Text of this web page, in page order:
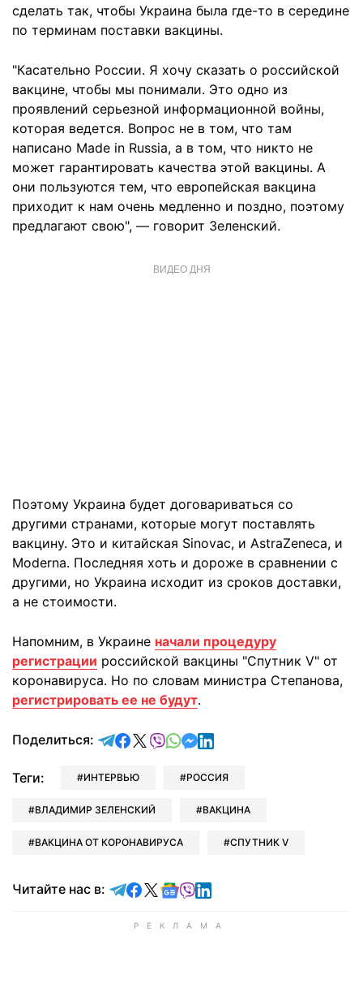
сделать так, чтобы Украина была где-то в середине
по терминам поставки вакцины.
"Касательно России. Я хочу сказать о российской
вакцине, чтобы мы понимали. Это одно из
проявлений серьезной информационной войны,
которая ведется. Вопрос не в том, что там
написано Made in Russia, а в том, что никто не
может гарантировать качества этой вакцины. А
они пользуются тем, что европейская вакцина
приходит к нам очень медленно и поздно, поэтому
предлагают свою", — говорит Зеленский.
ВИДЕО ДНЯ
Поэтому Украина будет договариваться со
другими странами, которые могут поставлять
вакцину. Это и китайская Sinovac, и AstraZeneca, и
Moderna. Последняя хоть и дороже в сравнении с
другими, но Украина исходит из сроков доставки,
а не стоимости.
Напомним, в Украине начали процедуру
регистрации российской вакцины "Спутник V" от
коронавируса. Но по словам министра Степанова,
регистрировать ее не будут.
Поделиться: отправить в Telegram
поделиться в Facebook
поделиться в X
отправить в Viber
отправить в Whatsapp
отправить в Messenger
отправить в LinkedIn
Теги: ИНТЕРВЬЮ РОССИЯ
ВЛАДИМИР ЗЕЛЕНСКИЙ ВАКЦИНА
ВАКЦИНА ОТ КОРОНАВИРУСА СПУТНИК V
Читайте нас в: Читайте в Telegram
Читайте в Facebook
Читайте в X
Читайте в Google news
Читайте в Viber
Читайте в LinkedIn